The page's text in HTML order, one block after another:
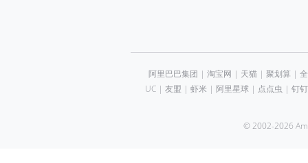
阿里巴巴集团 | 淘宝网 | 天猫| 聚划算 |
UC| 友盟 | 虾米 | 阿里星球| 点点虫 | 钉钉
© 2002-2026